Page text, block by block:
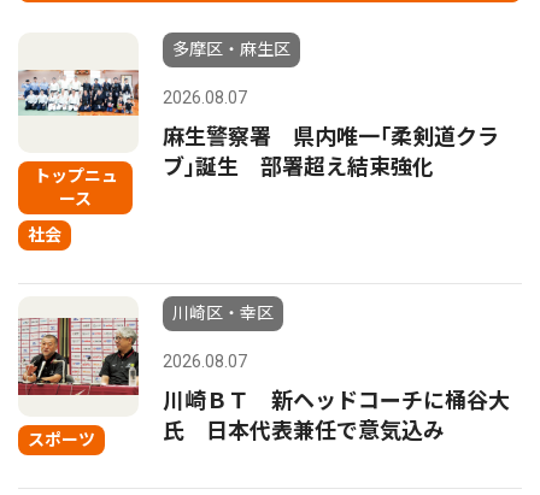
トップニュ
ース
社会
多摩区・麻生区
2026.08.07
麻生警察署 県内唯一｢柔剣道クラ
ブ｣誕生 部署超え結束強化
スポーツ
川崎区・幸区
2026.08.07
川崎ＢＴ 新ヘッドコーチに桶谷大
氏 日本代表兼任で意気込み